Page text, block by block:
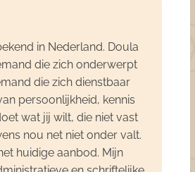
in Nederland. Doula
die zich onderwerpt
die zich dienstbaar
persoonlijkheid, kennis
wat jij wilt, die niet vast
nou net niet onder valt.
huidige aanbod. Mijn